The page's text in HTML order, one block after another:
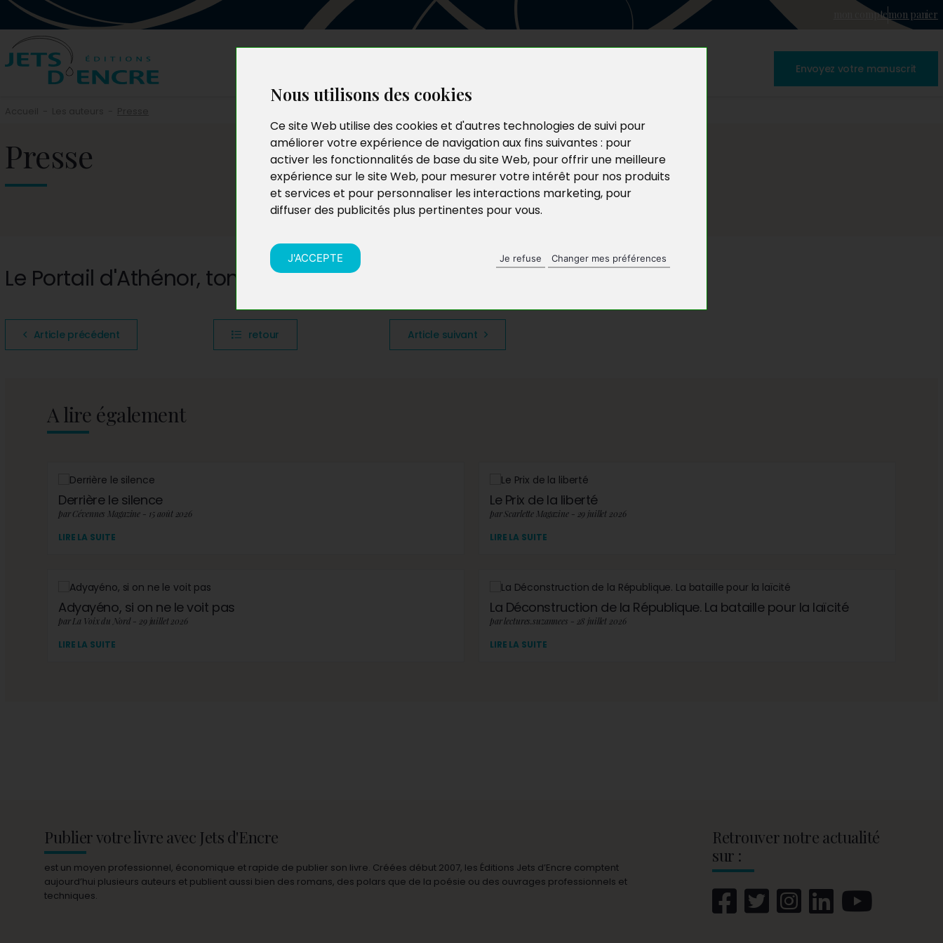
Nous utilisons des cookies
Ce site Web utilise des cookies et d'autres technologies de suivi pour
améliorer votre expérience de navigation aux fins suivantes : pour
activer les fonctionnalités de base du site Web, pour offrir une meilleure
expérience sur le site Web, pour mesurer votre intérêt pour nos produits
et services et pour personnaliser les interactions marketing, pour
diffuser des publicités plus pertinentes pour vous.
J'ACCEPTE Je refuse Changer mes préférences
mon comptemon panier
Envoyez votre manuscrit
Presse
Le Portail d'Athénor, tome 1
Article précédent retour Article suivant
A lire également
Derrière le silence
par Cévennes Magazine - 15 août 2026
LIRE LA SUITE
Le Prix de la liberté
par Scarlette Magazine - 29 juillet 2026
LIRE LA SUITE
Adyayéno, si on ne le voit pas
par La Voix du Nord - 29 juillet 2026
LIRE LA SUITE
La Déconstruction de la République. La bataille pour la laïcité
par lectures.suzannees - 28 juillet 2026
LIRE LA SUITE
Publier votre livre avec Jets d'Encre
est un moyen professionnel, économique et rapide de publier son livre. Créées début 2007, les Éditions Jets d’Encre comptent
aujourd’hui plusieurs auteurs et publient aussi bien des romans, des polars que de la poésie ou des ouvrages professionnels et
techniques.
Retrouver notre actualité
sur :